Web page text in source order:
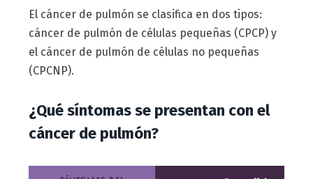
El cáncer de pulmón se clasifica en dos tipos:
cáncer de pulmón de células pequeñas (CPCP) y
el cáncer de pulmón de células no pequeñas
(CPCNP).
¿Qué síntomas se presentan con el
cáncer de pulmón?